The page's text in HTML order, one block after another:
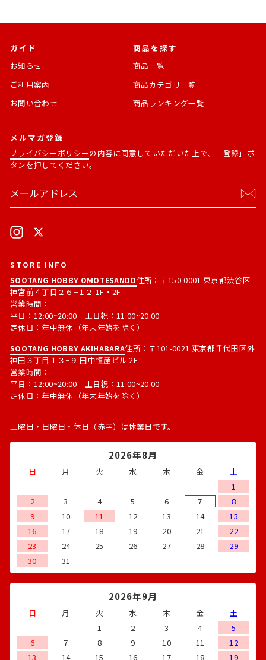
ガイド
お知らせ
ご利用案内
お問い合わせ
商品を探す
商品一覧
商品カテゴリ一覧
商品ランキング一覧
メルマガ登録
プライバシーポリシーの内容に同意していただいた上で、「登録」ボ
タンを押してください。
ー
レ
ス
読
Instagram
STORE INFO
SOOTANG HOBBY OMOTESANDO住所：〒150-0001 東京都渋谷区
神宮前４丁目２６−１２ 1F・2F
営業時間：
平日：12:00~20:00 土日祝：11:00~20:00
定休日：年中無休（年末年始を除く）
SOOTANG HOBBY AKIHABARA住所：〒101-0021 東京都千代田区外
神田３丁目１３−９ 田中恒産ビル 2F
営業時間：
平日：12:00~20:00 土日祝：11:00~20:00
定休日：年中無休（年末年始を除く）
土曜日・日曜日・休日（赤字）は休業日です。
2026年8月
日 月 火 水 木 金
土
1
2
3 4 5 6 7
8
9
10 11 12 13 14
15
16
17 18 19 20 21
22
23
24 25 26 27 28
29
30
31
2026年9月
日 月 火 水 木 金
土
1
2 3 4
5
6
7 8 9 10 11
12
13
14 15 16 17 18 19